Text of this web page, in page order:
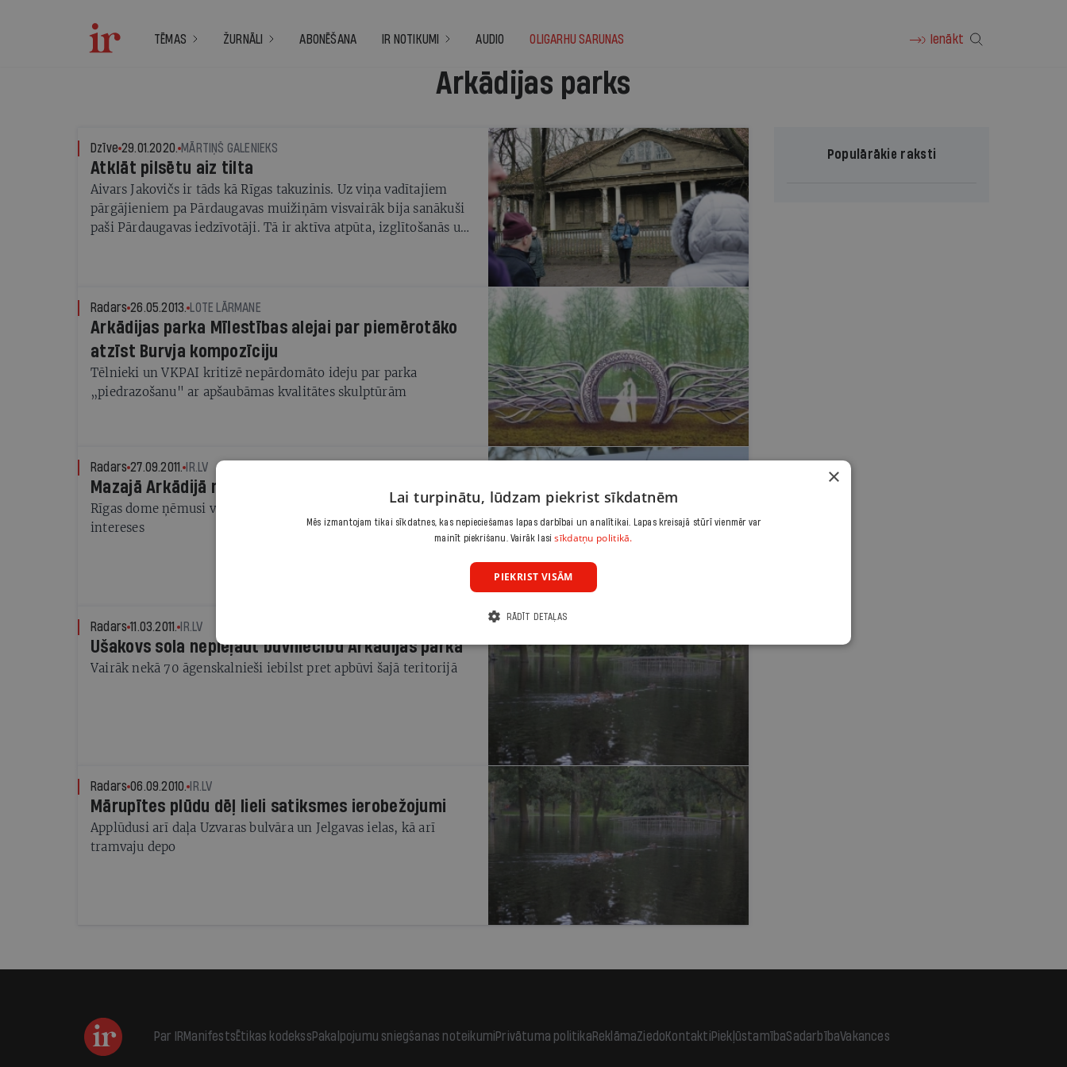
TĒMAS ŽURNĀLI ABONĒŠANA IR NOTIKUMI AUDIO OLIGARHU SARUNAS Ienākt
Arkādijas parks
Dzīve 29.01.2020. MĀRTIŅŠ GALENIEKS
Atklāt pilsētu aiz tilta
Aivars Jakovičs ir tāds kā Rīgas takuzinis. Uz viņa vadītajiem
pārgājieniem pa Pārdaugavas muižiņām visvairāk bija sanākuši
paši Pārdaugavas iedzīvotāji. Tā ir aktīva atpūta, izglītošanās un
Radars 26.05.2013. LOTE LĀRMANE
Arkādijas parka Mīlestības alejai par piemērotāko
atzīst Burvja kompozīciju
Tēlnieki un VKPAI kritizē nepārdomāto ideju par parka
„piedrazošanu" ar apšaubāmas kvalitātes skulptūrām
Radars 27.09.2011. IR.LV
Mazajā Arkādijā nebūvēs dzīvokļu un biroju mājas
Rīgas dome ņēmusi vērā iedzīvotāju nostāju un pašvaldības
intereses
Radars 11.03.2011. IR.LV
Ušakovs sola nepieļaut būvniecību Arkādijas parkā
Vairāk nekā 70 āgenskalnieši iebilst pret apbūvi šajā teritorijā
Radars 06.09.2010. IR.LV
Mārupītes plūdu dēļ lieli satiksmes ierobežojumi
Applūdusi arī daļa Uzvaras bulvāra un Jelgavas ielas, kā arī
tramvaju depo
Populārākie raksti
Par IRManifestsĒtikas kodekssPakalpojumu sniegšanas noteikumiPrivātuma politikaReklāmaZiedoKontaktiPiekļūstamībaSadarbībaVakances
×
Lai turpinātu, lūdzam piekrist sīkdatnēm
Mēs izmantojam tikai sīkdatnes, kas nepieciešamas lapas darbībai un analītikai. Lapas kreisajā stūrī vienmēr var
mainīt piekrišanu. Vairāk lasisīkdatņu politikā.
PIEKRIST VISĀM
RĀDĪT DETAĻAS